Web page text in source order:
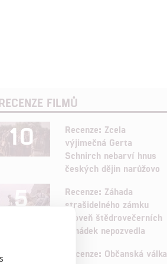
FILMŮ
10
Recenze: Zcela
výjimečná Gerta
Schnirch nebarví hnus
českých dějin narůžovo
5
Recenze: Záhada
strašidelného zámku
úroveň štědrovečerních
pohádek nepozvedla
Recenze: Občanská válka